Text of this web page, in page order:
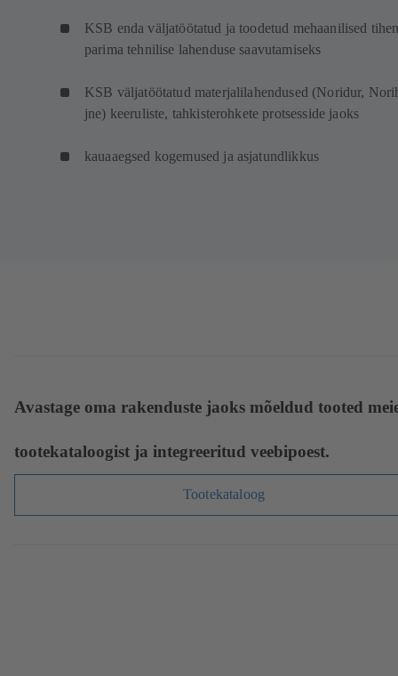
KSB enda väljatöötatud ja toodetud mehaanilised
parima tehnilise lahenduse saavutamiseks
KSB väljatöötatud materjalilahendused (Noridur,
jne) keeruliste, tahkisterohkete protsesside jaoks
kauaaegsed kogemused ja asjatundlikkus
Avastage oma rakenduste jaoks mõeldud tooted
tootekataloogist ja integreeritud veebipoest.
Tootekataloog